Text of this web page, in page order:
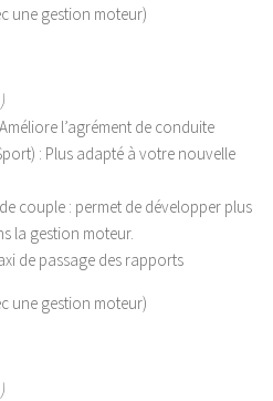
une gestion moteur)
l’agrément de conduite
: Plus adapté à votre nouvelle
couple : permet de développer plus
la gestion moteur.
de passage des rapports
une gestion moteur)